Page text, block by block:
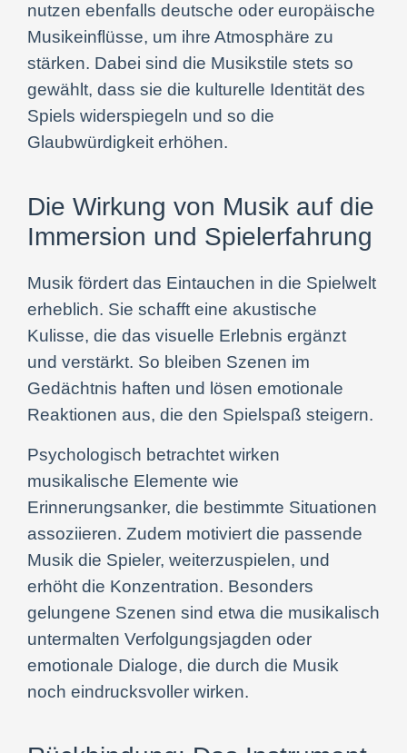
nutzen ebenfalls deutsche oder europäische
Musikeinflüsse, um ihre Atmosphäre zu
stärken. Dabei sind die Musikstile stets so
gewählt, dass sie die kulturelle Identität des
Spiels widerspiegeln und so die
Glaubwürdigkeit erhöhen.
Die Wirkung von Musik auf die
Immersion und Spielerfahrung
Musik fördert das Eintauchen in die Spielwelt
erheblich. Sie schafft eine akustische
Kulisse, die das visuelle Erlebnis ergänzt
und verstärkt. So bleiben Szenen im
Gedächtnis haften und lösen emotionale
Reaktionen aus, die den Spielspaß steigern.
Psychologisch betrachtet wirken
musikalische Elemente wie
Erinnerungsanker, die bestimmte Situationen
assoziieren. Zudem motiviert die passende
Musik die Spieler, weiterzuspielen, und
erhöht die Konzentration. Besonders
gelungene Szenen sind etwa die musikalisch
untermalten Verfolgungsjagden oder
emotionale Dialoge, die durch die Musik
noch eindrucksvoller wirken.